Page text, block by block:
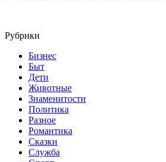
Рубрики
Бизнес
Быт
Дети
Животные
Знаменитости
Политика
Разное
Романтика
Сказки
Служба